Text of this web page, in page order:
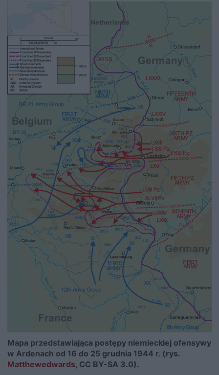
Mapa przedstawiająca postępy niemieckiej ofensywy
w Ardenach od 16 do 25 grudnia 1944 r. (rys.
Matthewedwards, CC BY-SA 3.0).